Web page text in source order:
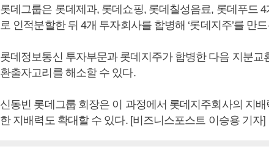
롯데그룹은 롯데제과, 롯데쇼핑, 롯데칠성음료, 롯데푸드
로 인적분할한 뒤 4개 투자회사를 합병해 ‘롯데지주’를 만
롯데정보통신 투자부문과 롯데지주가 합병한 다음 지분
환출자고리를 해소할 수 있다.
신동빈 롯데그룹 회장은 이 과정에서 롯데지주회사의 지
한 지배력도 확대할 수 있다. [비즈니스포스트 이승용 기자]